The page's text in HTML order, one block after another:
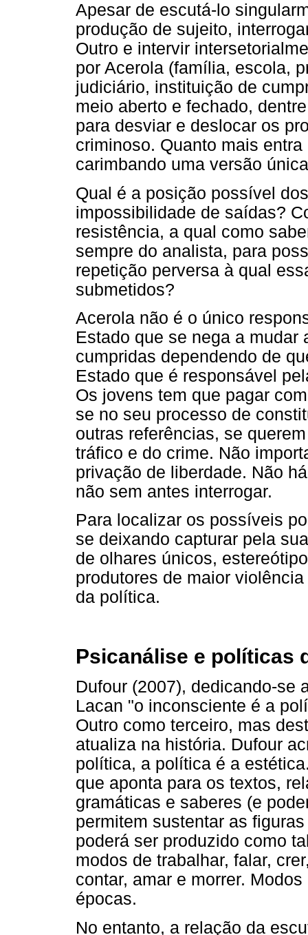
Apesar de escutá-lo
produção de sujeito,
Outro e intervir
por Acerola (família, escola,
judiciário, instituição de
meio aberto e fechado,
para desviar e deslocar os
criminoso. Quanto mais
carimbando uma versão
Qual é a posição possível
impossibilidade de saídas?
resistência, a qual como
sempre do analista, para
repetição perversa à qual
submetidos?
Acerola não é o único
Estado que se nega a
cumpridas dependendo de
Estado que é responsável
Os jovens tem que pagar
se no seu processo de
outras referências, se
tráfico e do crime. Não
privação de liberdade. Não
não sem antes interrogar.
Para localizar os possíveis
se deixando capturar pela
de olhares únicos,
produtores de maior
da política.
Psicanálise e políticas
Dufour (2007), dedicando-se
Lacan "o inconsciente é a
Outro como terceiro, mas
atualiza na história. Dufour
política, a política é a
que aponta para os textos,
gramáticas e saberes (e
permitem sustentar as
poderá ser produzido como
modos de trabalhar, falar,
contar, amar e morrer.
épocas.
No entanto, a relação da